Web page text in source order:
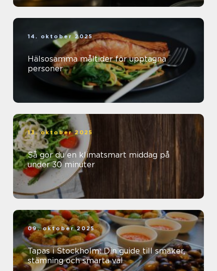
14. oktober 2025
Hälsosamma måltider för upptagna
personer
13. oktober 2025
Så gör du en klimatsmart middag på
under 30 minuter
09. oktober 2025
Tapas i Stockholm: Din guide till smaker,
stämning och smarta val